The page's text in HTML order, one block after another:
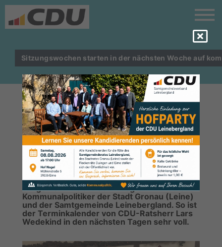
Sitzungswochen starten in der nächsten Woche auf
STADTRAT | ORTSVERBAND UND
SAMTGEMEINDETERMINE STEHEN
AN
In den nächsten vier Wochen stehen wieder
einige Termine auf dem Programm für die
Kommunalpolitiker der Stadt Gronau (Leine)
und der Samtgemeinde Leinebergland. So ist
der Terminkalender von CDU-Ratsherr Lars
Wedekind in den nächsten Tagen sehr voll.